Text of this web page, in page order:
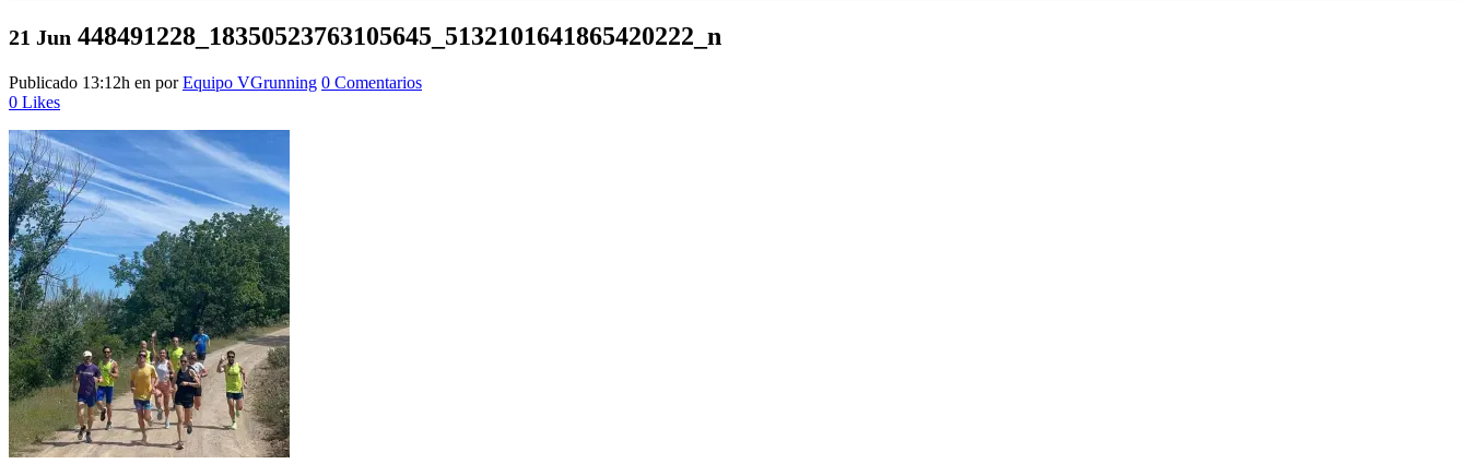
21 Jun 448491228_18350523763105645_5132101641865420222_n
Publicado 13:12h en porEquipo VGrunning 0 Comentarios
0 Likes